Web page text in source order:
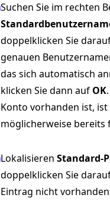
Suchen Sie im rechten
doppelklicken Sie
genauen
das sich automatisch
klicken Sie dann auf OK
Konto vorhanden ist,
möglicherweise bereits
Lokalisieren Standard-
doppelklicken Sie
Eintrag nicht